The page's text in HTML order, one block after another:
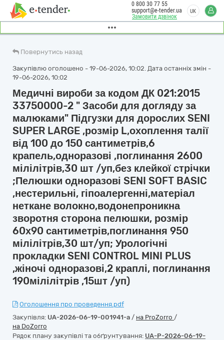
Замовити дзвінок
0 800 30 77 55
support@e-tender.ua
UK
Повернутись назад
Закупівлю оголошено - 19-06-2026, 10:02. Дата останніх змін -
19-06-2026, 10:02
Медичні вироби за кодом ДК 021:2015
33750000-2 " Засоби для догляду за
малюками" Підгузки для дорослих SENI
SUPER LARGE ,розмір L,охоплення талії
від 100 до 150 сантиметрів,6
крапель,одноразові ,поглинання 2600
мілілітрів,30 шт /уп,без клейкої стрічки
;Пелюшки одноразові SENI SOFT BASIC
,нестерильні, гіпоалергенні,матеріал
неткане волокно,водонепроникна
зворотня сторона пелюшки, розмір
60х90 сантиметрів,поглинання 950
мілілітрів,30 шт/уп; Урологічні
прокладки SENI CONTROL MINI PLUS
,жіночі одноразові,2 краплі, поглинання
190мілілітрів ,15шт /уп)
Оголошення про проведення.pdf
Закупівля: UA-2026-06-19-001941-a / на ProZorro /
на DoZorro
Рядок плану закупівлі та обґрунтування: UA-P-2026-06-19-